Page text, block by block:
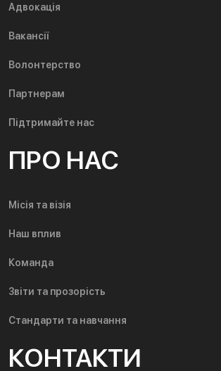
Адвокація
Вакансії
Волонтерство
Партнерам
Підтримайте нас
ПРО НАС
Місія та візія
Наш вплив
Команда
Звіти та прозорість
Стандарти та навчання
КОНТАКТИ